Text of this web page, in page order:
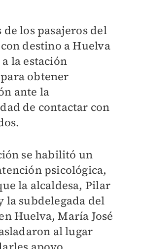
los pasajeros del
destino a Huelva
la estación
obtener
ante la
de contactar con
se habilitó un
psicológica,
la alcaldesa, Pilar
la subdelegada del
Huelva, María José
al lugar